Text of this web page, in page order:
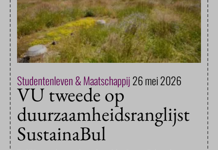
Studentenleven & Maatschappij26 mei 2026
VU tweede op
duurzaamheidsranglijst
SustainaBul